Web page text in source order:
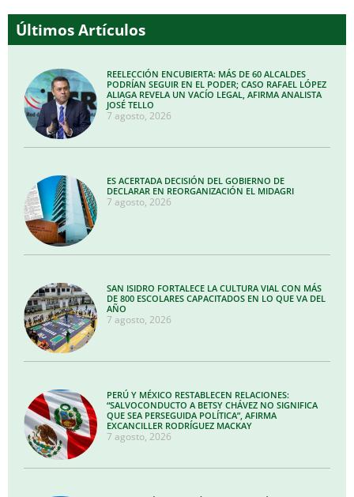
Últimos Artículos
REELECCIÓN ENCUBIERTA: MÁS DE 60 ALCALDES
PODRÍAN SEGUIR EN EL PODER; CASO RAFAEL LÓPEZ
ALIAGA REVELA UN VACÍO LEGAL, AFIRMA ANALISTA
JOSÉ TELLO
7 agosto, 2026
ES ACERTADA DECISIÓN DEL GOBIERNO DE
DECLARAR EN REORGANIZACIÓN EL MIDAGRI
7 agosto, 2026
SAN ISIDRO FORTALECE LA CULTURA VIAL CON MÁS
DE 800 ESCOLARES CAPACITADOS EN LO QUE VA DEL
AÑO
7 agosto, 2026
PERÚ Y MÉXICO RESTABLECEN RELACIONES:
“SALVOCONDUCTO A BETSY CHÁVEZ NO SIGNIFICA
QUE SEA PERSEGUIDA POLÍTICA”, AFIRMA
EXCANCILLER RODRÍGUEZ MACKAY
7 agosto, 2026